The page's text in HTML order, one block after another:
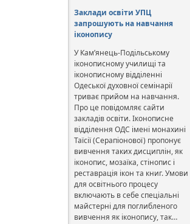
Заклади освіти УПЦ
запрошують на навчання
іконопису
У Кам’янець-Подільському
іконописному училищі та
іконописному відділенні
Одеської духовної семінарії
триває прийом на навчання.
Про це повідомляє сайти
закладів освіти. Іконописне
відділення ОДС імені монахині
Таїсії (Серапіонової) пропонує
вивчення таких дисциплін, як
іконопис, мозаїка, стінопис і
реставрація ікон та книг. Умови
для освітнього процесу
включають в себе спеціальні
майстерні для поглибленого
вивчення як іконопису, так…